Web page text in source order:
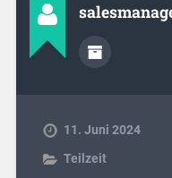
11. Juni 2024
Teilzeit